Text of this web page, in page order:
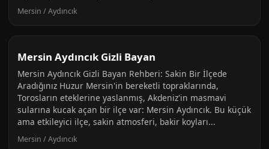
Mersin / Aydıncık
Mersin Aydıncık Gizli Bayan
Mersin Aydıncık Gizli Bayan Rehberi: Sakin Bir İlçede
Aradığınız Huzur Mersin'in bereketli topraklarında,
Torosların eteklerine yaslanmış, Akdeniz'in masmavi
sularına kucak açan bir ilçe var: Mersin Aydıncık. Bu küçük
ama etkileyici ilçe, sakin atmosferi, bakir koyları...
Mersin / Aydıncık